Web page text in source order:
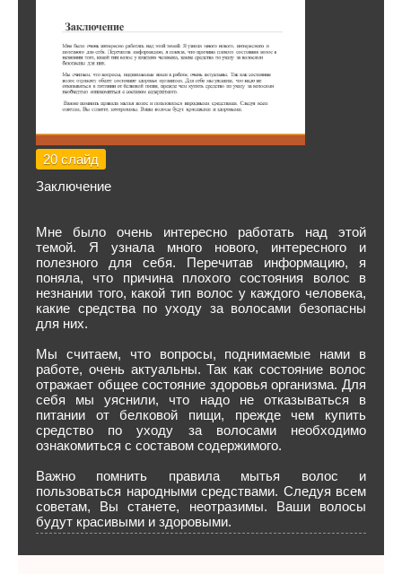
20 слайд
Заключение
Мне было очень интересно работать над этой
темой. Я узнала много нового, интересного и
полезного для себя. Перечитав информацию, я
поняла, что причина плохого состояния волос в
незнании того, какой тип волос у каждого человека,
какие средства по уходу за волосами безопасны
для них.
Мы считаем, что вопросы, поднимаемые нами в
работе, очень актуальны. Так как состояние волос
отражает общее состояние здоровья организма. Для
себя мы уяснили, что надо не отказываться в
питании от белковой пищи, прежде чем купить
средство по уходу за волосами необходимо
ознакомиться с составом содержимого.
Важно помнить правила мытья волос и
пользоваться народными средствами. Следуя всем
советам, Вы станете, неотразимы. Ваши волосы
будут красивыми и здоровыми.